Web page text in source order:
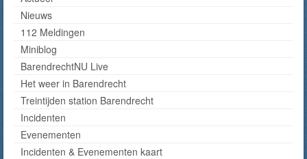
Nieuws
112 Meldingen
Miniblog
BarendrechtNU Live
Het weer in Barendrecht
Treintijden station Barendrecht
Incidenten
Evenementen
Incidenten & Evenementen kaart